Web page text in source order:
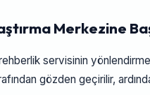
Merkezine
servisinin
gözden geçirilir,